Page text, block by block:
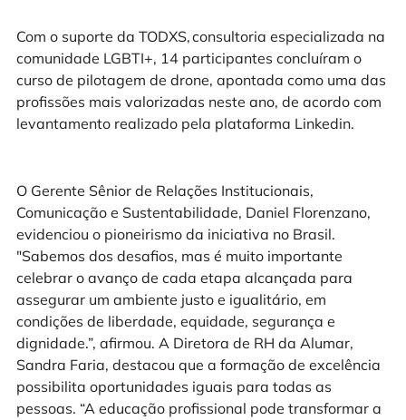
Com o suporte da TODXS, consultoria especializada na
comunidade LGBTI+, 14 participantes concluíram o
curso de pilotagem de drone, apontada como uma das
profissões mais valorizadas neste ano, de acordo com
levantamento realizado pela plataforma Linkedin.
O Gerente Sênior de Relações Institucionais,
Comunicação e Sustentabilidade, Daniel Florenzano,
evidenciou o pioneirismo da iniciativa no Brasil.
"Sabemos dos desafios, mas é muito importante
celebrar o avanço de cada etapa alcançada para
assegurar um ambiente justo e igualitário, em
condições de liberdade, equidade, segurança e
dignidade.”, afirmou. A Diretora de RH da Alumar,
Sandra Faria, destacou que a formação de excelência
possibilita oportunidades iguais para todas as
pessoas. “A educação profissional pode transformar a